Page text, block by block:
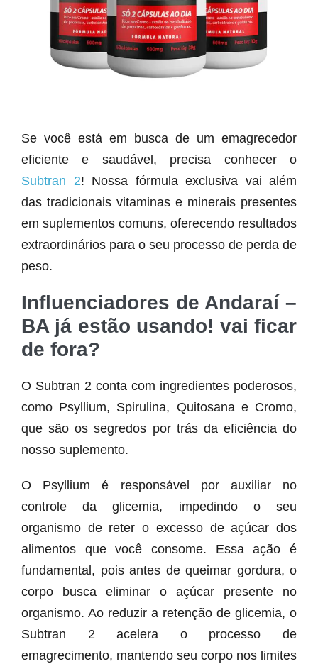
Se você está em busca de um emagrecedor
eficiente e saudável, precisa conhecer o
Subtran 2! Nossa fórmula exclusiva vai além
das tradicionais vitaminas e minerais presentes
em suplementos comuns, oferecendo resultados
extraordinários para o seu processo de perda de
peso.
Influenciadores de Andaraí –
BA já estão usando! vai ficar
de fora?
O Subtran 2 conta com ingredientes poderosos,
como Psyllium, Spirulina, Quitosana e Cromo,
que são os segredos por trás da eficiência do
nosso suplemento.
O Psyllium é responsável por auxiliar no
controle da glicemia, impedindo o seu
organismo de reter o excesso de açúcar dos
alimentos que você consome. Essa ação é
fundamental, pois antes de queimar gordura, o
corpo busca eliminar o açúcar presente no
organismo. Ao reduzir a retenção de glicemia, o
Subtran 2 acelera o processo de
emagrecimento, mantendo seu corpo nos limites